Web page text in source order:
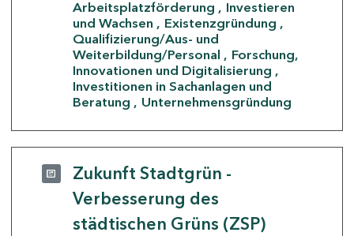
Arbeitsplatzförderung
Investieren
und Wachsen
Existenzgründung
Qualifizierung/Aus- und
Weiterbildung/Personal
Forschung,
Innovationen und Digitalisierung
Investitionen in Sachanlagen und
Beratung
Unternehmensgründung
Zukunft Stadtgrün -
Verbesserung des
städtischen Grüns (ZSP)